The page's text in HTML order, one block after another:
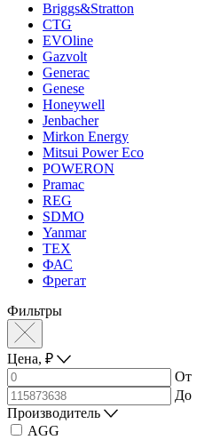
Briggs&Stratton
CTG
EVOline
Gazvolt
Generac
Genese
Honeywell
Jenbacher
Mirkon Energy
Mitsui Power Eco
POWERON
Pramac
REG
SDMO
Yanmar
ТЕХ
ФАС
Фрегат
Фильтры
Цена, ₽
От
До
Производитель
AGG